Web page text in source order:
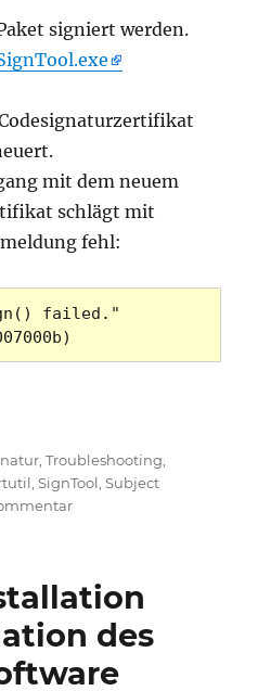
signiert werden.
mit dem neuem
schlägt mit
fehl:
failed."
Paketen per
,Troubleshooting,
,SignTool,Subject
zu
Paketen
SignTool.exe
schlagen
fehl
des